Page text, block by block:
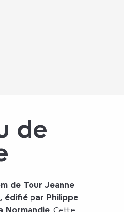
de
de Tour Jeanne
édifié par Philippe
Normandie. Cette